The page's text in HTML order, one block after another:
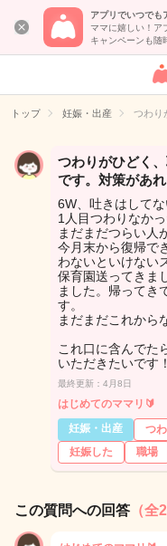
アプリでいつでも
ママに嬉しい！ア
キャンペーンも随
トップ 妊娠・出産 つわり
つわりがひどく
です。対策があ
6W、吐きはして
1人目つわりなか
まだまだつらい人
今月末から復帰で
わないといけない
保育園送ってきま
ました。帰ってき
す。
まだまだこれから
これ口に含んでた
いただきたいです！
最終更新：4月8日
はじめてのママリ🔰
妊娠・出産
つ
妊娠した
職場
この質問への回答 （全